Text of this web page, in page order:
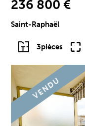
236 800 €
Saint-Raphaël
3pièces
VENDU